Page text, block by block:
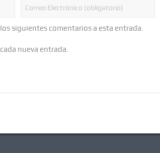
siguientes comentarios a esta entrada.
nueva entrada.